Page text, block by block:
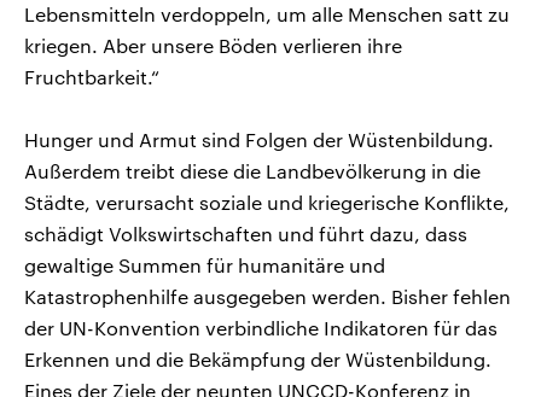
Lebensmitteln verdoppeln, um alle Menschen satt zu
kriegen. Aber unsere Böden verlieren ihre
Fruchtbarkeit.“
Hunger und Armut sind Folgen der Wüstenbildung.
Außerdem treibt diese die Landbevölkerung in die
Städte, verursacht soziale und kriegerische Konflikte,
schädigt Volkswirtschaften und führt dazu, dass
gewaltige Summen für humanitäre und
Katastrophenhilfe ausgegeben werden. Bisher fehlen
der UN-Konvention verbindliche Indikatoren für das
Erkennen und die Bekämpfung der Wüstenbildung.
Eines der Ziele der neunten UNCCD-Konferenz in